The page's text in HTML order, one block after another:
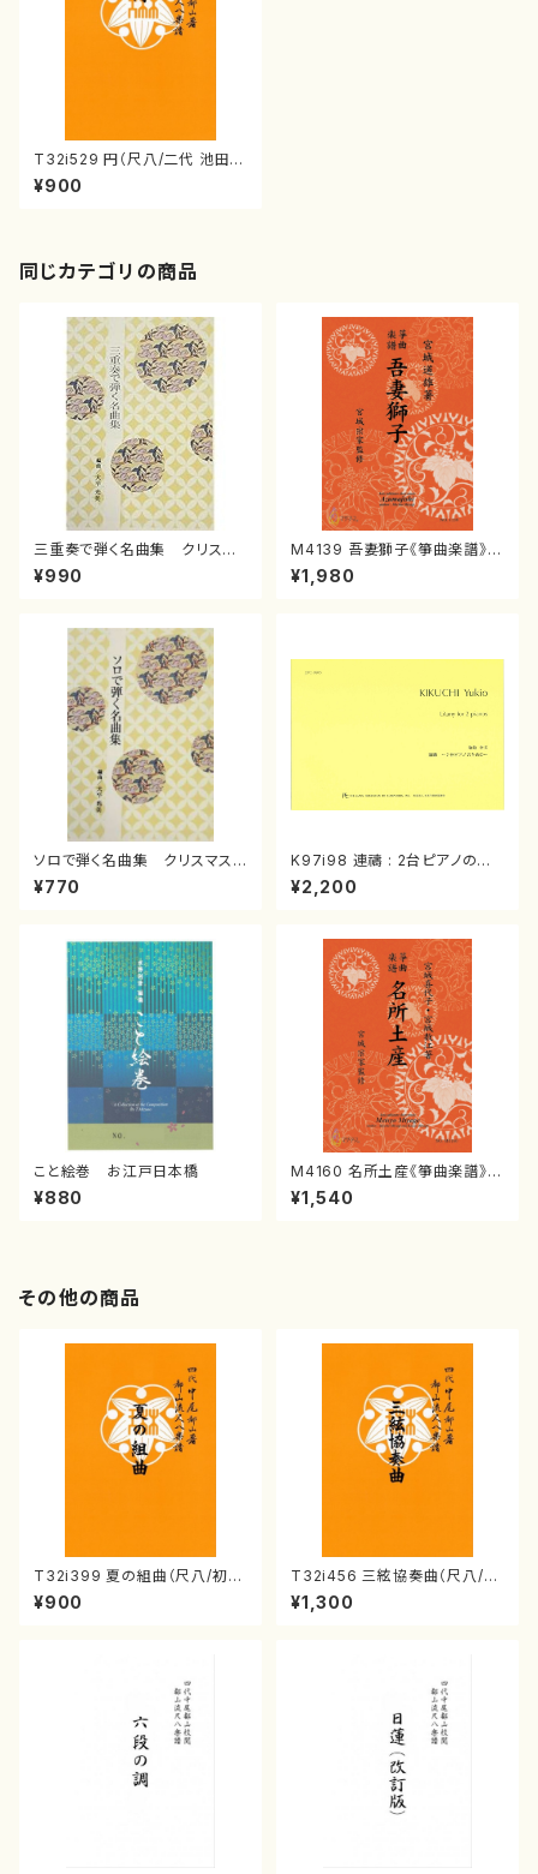
T32i529 円（尺八/二代 池田静
山/楽譜）都山流公刊楽譜曲番:2
238
¥900
同じカテゴリの商品
三重奏で弾く名曲集 クリスマ
スメドレー( 箏2/大平光美 編
曲/楽譜）
¥990
M4139 吾妻獅子《箏曲楽譜》
（箏/宮城道雄著・宮城宗家監修/
箏曲古典楽譜）
¥1,980
ソロで弾く名曲集 クリスマス・
イブ／恋人がサンタクロース(
箏独奏 /大平光美 編曲/楽
¥770
K97i98 連禱 : 2台ピアノのた
めの（2 Pianos / 菊池 幸夫 /
楽譜）
¥2,200
こと絵巻 お江戸日本橋
¥880
M4160 名所土産《箏曲楽譜》
（箏/宮城喜代子・宮城数江著・
宮城宗家監修/箏曲古典楽譜）
¥1,540
その他の商品
T32i399 夏の組曲（尺八/初代
山川園松/楽譜）都山流公刊楽譜
曲番:2104
¥900
T32i456 三絃協奏曲（尺八/中
能島欣一/楽譜）都山流公刊楽譜
曲番:2164
¥1,300